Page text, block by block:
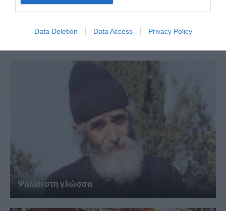
Data Deletion Data Access Privacy Policy
Άγιος Παΐσιος: Η γλυκύτητα της πνευματικής ζωής
Ψαλίδι στη γλώσσα